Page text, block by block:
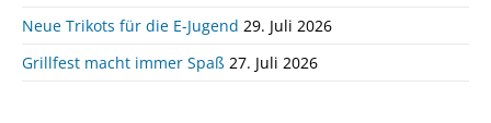
Neue Trikots für die E-Jugend 29. Juli 2026
Grillfest macht immer Spaß 27. Juli 2026